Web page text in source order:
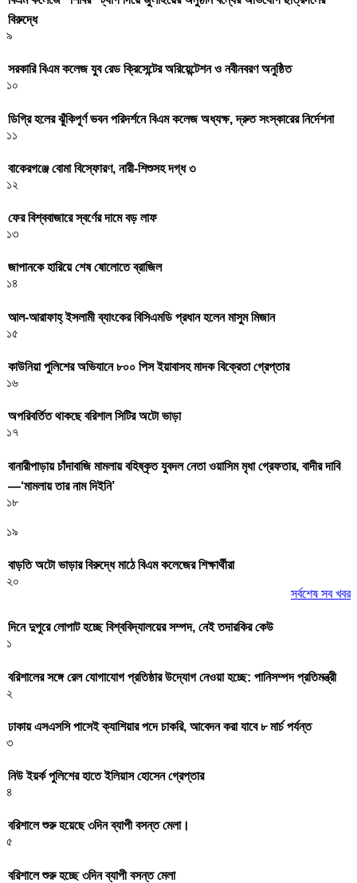
বিরুদ্ধে
৯
সরকারি বিএম কলেজ যুব রেড ক্রিসেন্টের অরিয়েন্টেশন ও নবীনবরণ অনুষ্ঠিত
১০
ডিগ্রি হলের ঝুঁকিপূর্ণ ভবন পরিদর্শনে বিএম কলেজ অধ্যক্ষ, দ্রুত সংস্কারের নির্দেশনা
১১
বাকেরগঞ্জে বোমা বিস্ফোরণ, নারী-শিশুসহ দগ্ধ ৩
১২
ফের বিশ্ববাজারে স্বর্ণের দামে বড় লাফ
১৩
জাপানকে হারিয়ে শেষ ষোলোতে ব্রাজিল
১৪
আল-আরাফাহ্ ইসলামী ব্যাংকের বিসিএমডি প্রধান হলেন মাসুম মিজান
১৫
কাউনিয়া পুলিশের অভিযানে ৮০০ পিস ইয়াবাসহ মাদক বিক্রেতা গ্রেপ্তার
১৬
অপরিবর্তিত থাকছে বরিশাল সিটির অটো ভাড়া
১৭
বানারীপাড়ায় চাঁদাবাজি মামলায় বহিষ্কৃত যুবদল নেতা ওয়াসিম মৃধা গ্রেফতার, বাদীর দাবি
—‘মামলায় তার নাম দিইনি’
১৮
১৯
বাড়তি অটো ভাড়ার বিরুদ্ধে মাঠে বিএম কলেজের শিক্ষার্থীরা
২০
সর্বশেষ সব খবর
দিনে দুপুরে লোপাট হচ্ছে বিশ্ববিদ্যালয়ের সম্পদ, নেই তদারকির কেউ
১
বরিশালের সঙ্গে রেল যোগাযোগ প্রতিষ্ঠার উদ্যোগ নেওয়া হচ্ছে: পানিসম্পদ প্রতিমন্ত্রী
২
ঢাকায় এসএসসি পাসেই ক্যাশিয়ার পদে চাকরি, আবেদন করা যাবে ৮ মার্চ পর্যন্ত
৩
নিউ ইয়র্ক পুলিশের হাতে ইলিয়াস হোসেন গ্রেপ্তার
৪
বরিশালে শুরু হয়েছে ৩দিন ব্যাপী বসন্ত মেলা।
৫
বরিশালে শুরু হচ্ছে ৩দিন ব্যাপী বসন্ত মেলা